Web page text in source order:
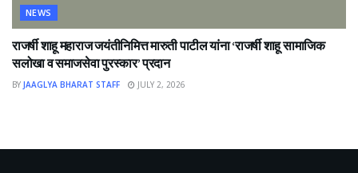
NEWS
राजर्षी शाहू महाराज जयंतीनिमित्त मारुती पाटील यांना ‘राजर्षी शाहू सामाजिक
सलोखा व समाजसेवा पुरस्कार’ प्रदान
BY JAAGLYA BHARAT STAFF JULY 2, 2026